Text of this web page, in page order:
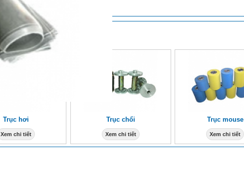
Trục hơi
Xem chi tiết
Trục chổi
Xem chi tiết
Trục mouse
Xem chi tiết